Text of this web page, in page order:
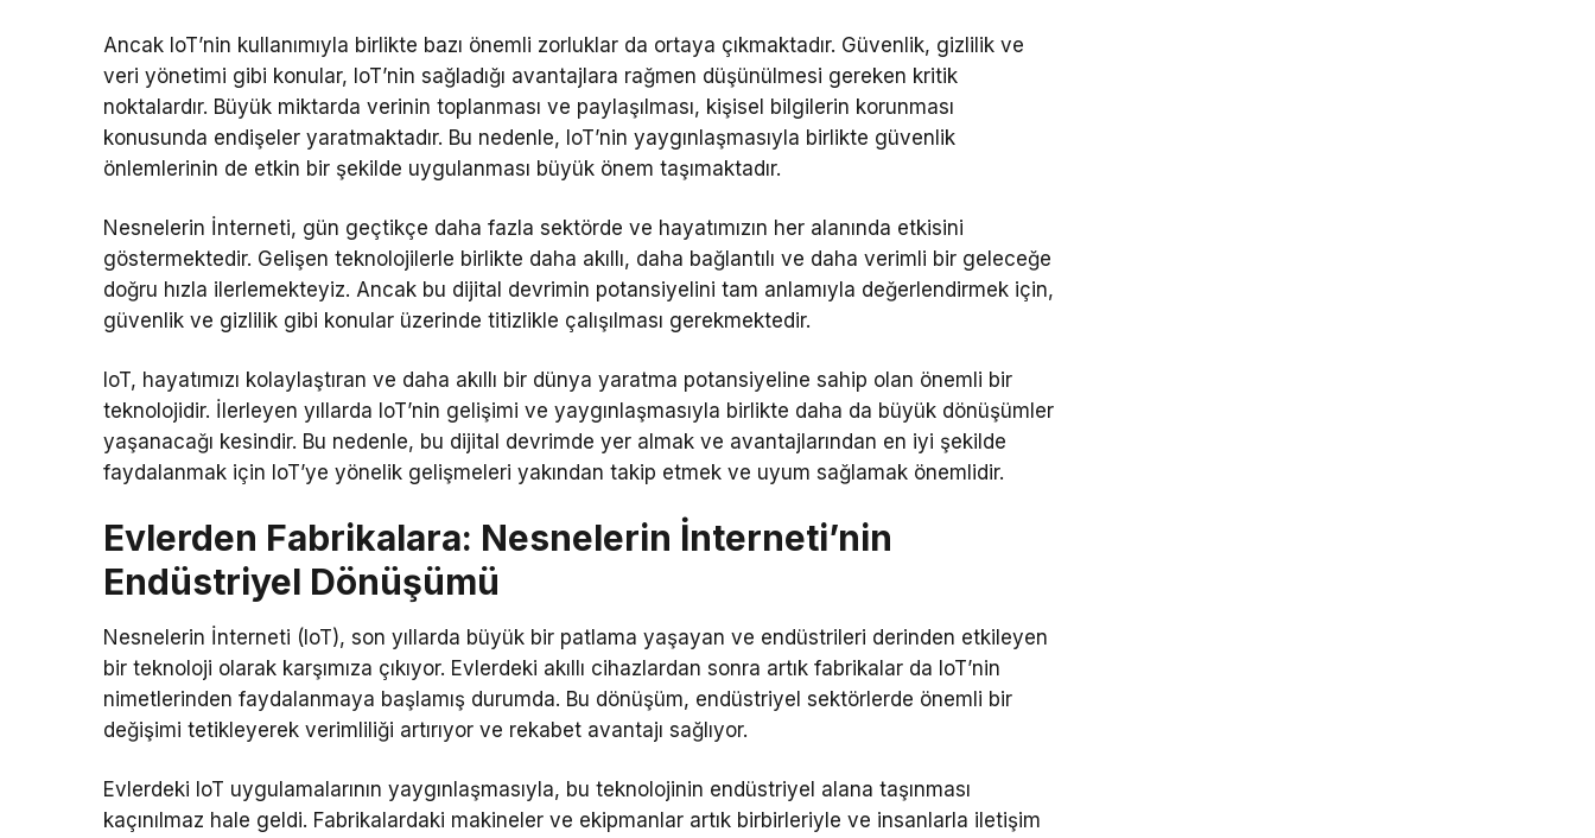
Ancak IoT’nin kullanımıyla birlikte bazı önemli zorluklar da ortaya çıkmaktadır. Güvenlik, gizlilik ve
veri yönetimi gibi konular, IoT’nin sağladığı avantajlara rağmen düşünülmesi gereken kritik
noktalardır. Büyük miktarda verinin toplanması ve paylaşılması, kişisel bilgilerin korunması
konusunda endişeler yaratmaktadır. Bu nedenle, IoT’nin yaygınlaşmasıyla birlikte güvenlik
önlemlerinin de etkin bir şekilde uygulanması büyük önem taşımaktadır.
Nesnelerin İnterneti, gün geçtikçe daha fazla sektörde ve hayatımızın her alanında etkisini
göstermektedir. Gelişen teknolojilerle birlikte daha akıllı, daha bağlantılı ve daha verimli bir geleceğe
doğru hızla ilerlemekteyiz. Ancak bu dijital devrimin potansiyelini tam anlamıyla değerlendirmek için,
güvenlik ve gizlilik gibi konular üzerinde titizlikle çalışılması gerekmektedir.
IoT, hayatımızı kolaylaştıran ve daha akıllı bir dünya yaratma potansiyeline sahip olan önemli bir
teknolojidir. İlerleyen yıllarda IoT’nin gelişimi ve yaygınlaşmasıyla birlikte daha da büyük dönüşümler
yaşanacağı kesindir. Bu nedenle, bu dijital devrimde yer almak ve avantajlarından en iyi şekilde
faydalanmak için IoT’ye yönelik gelişmeleri yakından takip etmek ve uyum sağlamak önemlidir.
Evlerden Fabrikalara: Nesnelerin İnterneti’nin
Endüstriyel Dönüşümü
Nesnelerin İnterneti (IoT), son yıllarda büyük bir patlama yaşayan ve endüstrileri derinden etkileyen
bir teknoloji olarak karşımıza çıkıyor. Evlerdeki akıllı cihazlardan sonra artık fabrikalar da IoT’nin
nimetlerinden faydalanmaya başlamış durumda. Bu dönüşüm, endüstriyel sektörlerde önemli bir
değişimi tetikleyerek verimliliği artırıyor ve rekabet avantajı sağlıyor.
Evlerdeki IoT uygulamalarının yaygınlaşmasıyla, bu teknolojinin endüstriyel alana taşınması
kaçınılmaz hale geldi. Fabrikalardaki makineler ve ekipmanlar artık birbirleriyle ve insanlarla iletişim